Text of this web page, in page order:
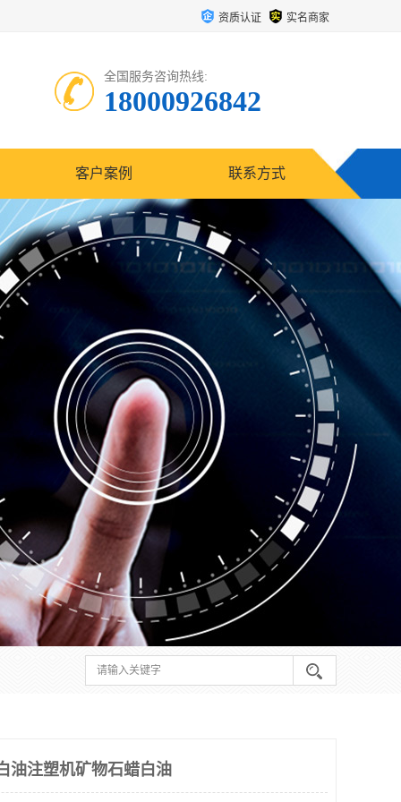
资质认证 实名商家
全国服务咨询热线:
18000926842
客户案例 联系方式
油注塑机矿物石蜡白油